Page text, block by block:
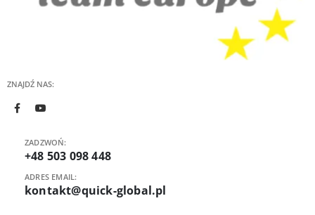
ZNAJDŹ NAS:
ZADZWOŃ:
+48 503 098 448
ADRES EMAIL:
kontakt@quick-global.pl